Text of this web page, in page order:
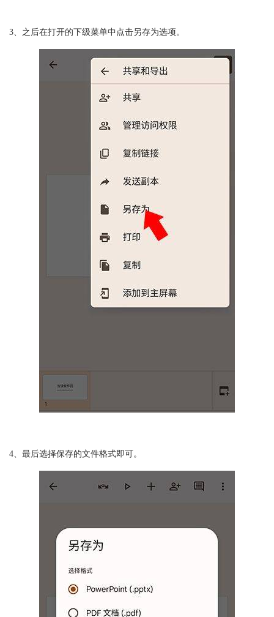
3、之后在打开的下级菜单中点击另存为选项。
4、最后选择保存的文件格式即可。